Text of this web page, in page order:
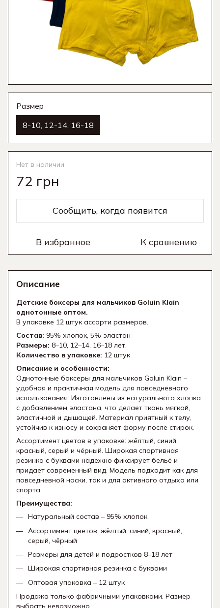
Размер
8-10, 12-14, 16-18
Нет в наличии
72 грн
Сообщить, когда появится
В избранное К сравнению
Описание
Детские боксеры для мальчиков Goluin Klain
однотонные оптом.
В упаковке 12 штук ассорти размеров.
Состав: 95% хлопок, 5% эластан
Размеры: 8–10, 12–14, 16–18 лет.
Количество в упаковке: 12 штук
Описание и особенности:
Однотонные боксеры для мальчиков Goluin Klain –
удобная и практичная модель для повседневного
использования. Изготовлены из натурального хлопка
с добавлением эластана, что делает ткань мягкой,
эластичной и дышащей. Материал приятный к телу,
устойчив к износу и сохраняет форму после стирок.
Ассортимент цветов в упаковке: жёлтый, синий,
красный, серый и чёрный. Широкая спортивная
резинка с буквами надёжно фиксирует бельё и
придаёт современный вид. Модель подходит как для
повседневной носки, так и для активного отдыха или
спорта.
Преимущества:
Натуральный состав – 95% хлопок
Ассортимент цветов: жёлтый, синий, красный,
серый, чёрный
Размеры для детей и подростков 8–18 лет
Широкая спортивная резинка с буквами
Оптовая упаковка – 12 штук
Продажа только фабричными упаковками. Размер
выбрать невозможно.